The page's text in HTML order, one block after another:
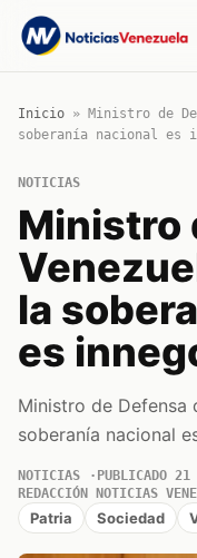
Inicio » Ministro de
soberanía nacional es
NOTICIAS
Ministro
la
es
Ministro de Defensa
soberanía nacional
NOTICIAS PUBLICADO
REDACCIÓN NOTICIAS
Patria Sociedad